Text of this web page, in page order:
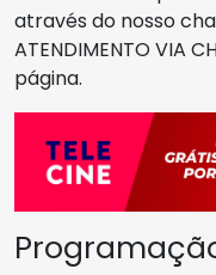
através do nosso
ATENDIMENTO VIA
página.